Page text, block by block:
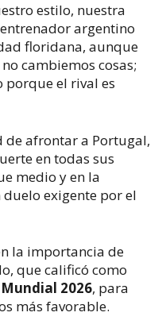
estilo, nuestra
argentino
floridana, aunque
cambiemos cosas;
el rival es
afrontar a Portugal,
en todas sus
medio y en la
exigente por el
la importancia de
que calificó como
Mundial 2026, para
más favorable.